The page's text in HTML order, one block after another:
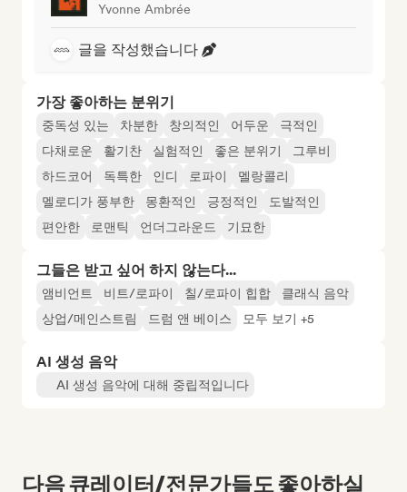
Yvonne Ambrée
글을 작성했습니다
가장 좋아하는 분위기
중독성 있는 차분한 창의적인 어두운
극적인
다채로운
활기찬 실험적인 좋은 분위기
그루비
하드코어
독특한 인디 로파이
멜랑콜리
멜로디가 풍부한
몽환적인 긍정적인
도발적인
편안한
로맨틱 언더그라운드 기묘한
그들은 받고 싶어 하지 않는다...
앰비언트 비트/로파이 칠/로파이 힙합
클래식 음악
상업/메인스트림
드럼 앤 베이스 모두 보기 +5
AI 생성 음악
AI 생성 음악에 대해 중립적입니다
다음 큐레이터/전문가들도 좋아하실